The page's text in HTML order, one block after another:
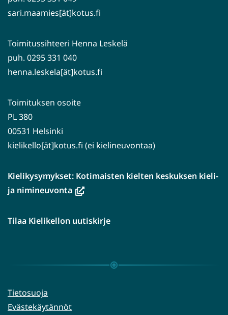
sari.maamies[ät]kotus.fi
Toimitussihteeri Henna Leskelä
puh. 0295 331 040
henna.leskela[ät]kotus.fi
Toimituksen osoite
PL 380
00531 Helsinki
kielikello[ät]kotus.fi (ei kielineuvontaa)
Kielikysymykset: Kotimaisten kielten keskuksen kieli-
ja nimineuvonta(avautuu
ikkunaan,
palveluun)
Tilaa Kielikellon uutiskirje
Tietosuoja
Evästekäytännöt